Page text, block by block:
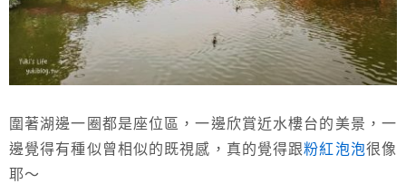
圍著湖邊一圈都是座位區，一邊欣賞近水樓台的美景，一
邊覺得有種似曾相似的既視感，真的覺得跟粉紅泡泡很像
耶～